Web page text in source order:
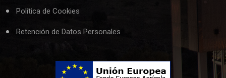
Política de Cookies
Retención de Datos Personales